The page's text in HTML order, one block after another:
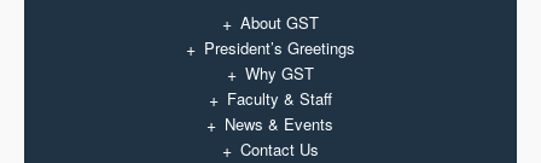
About GST
President’s Greetings
Why GST
Faculty & Staff
News & Events
Contact Us